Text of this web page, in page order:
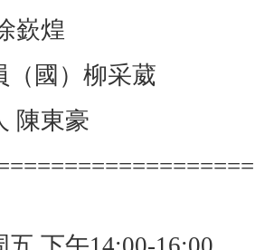
嶔煌
（國）柳采葳
陳東豪